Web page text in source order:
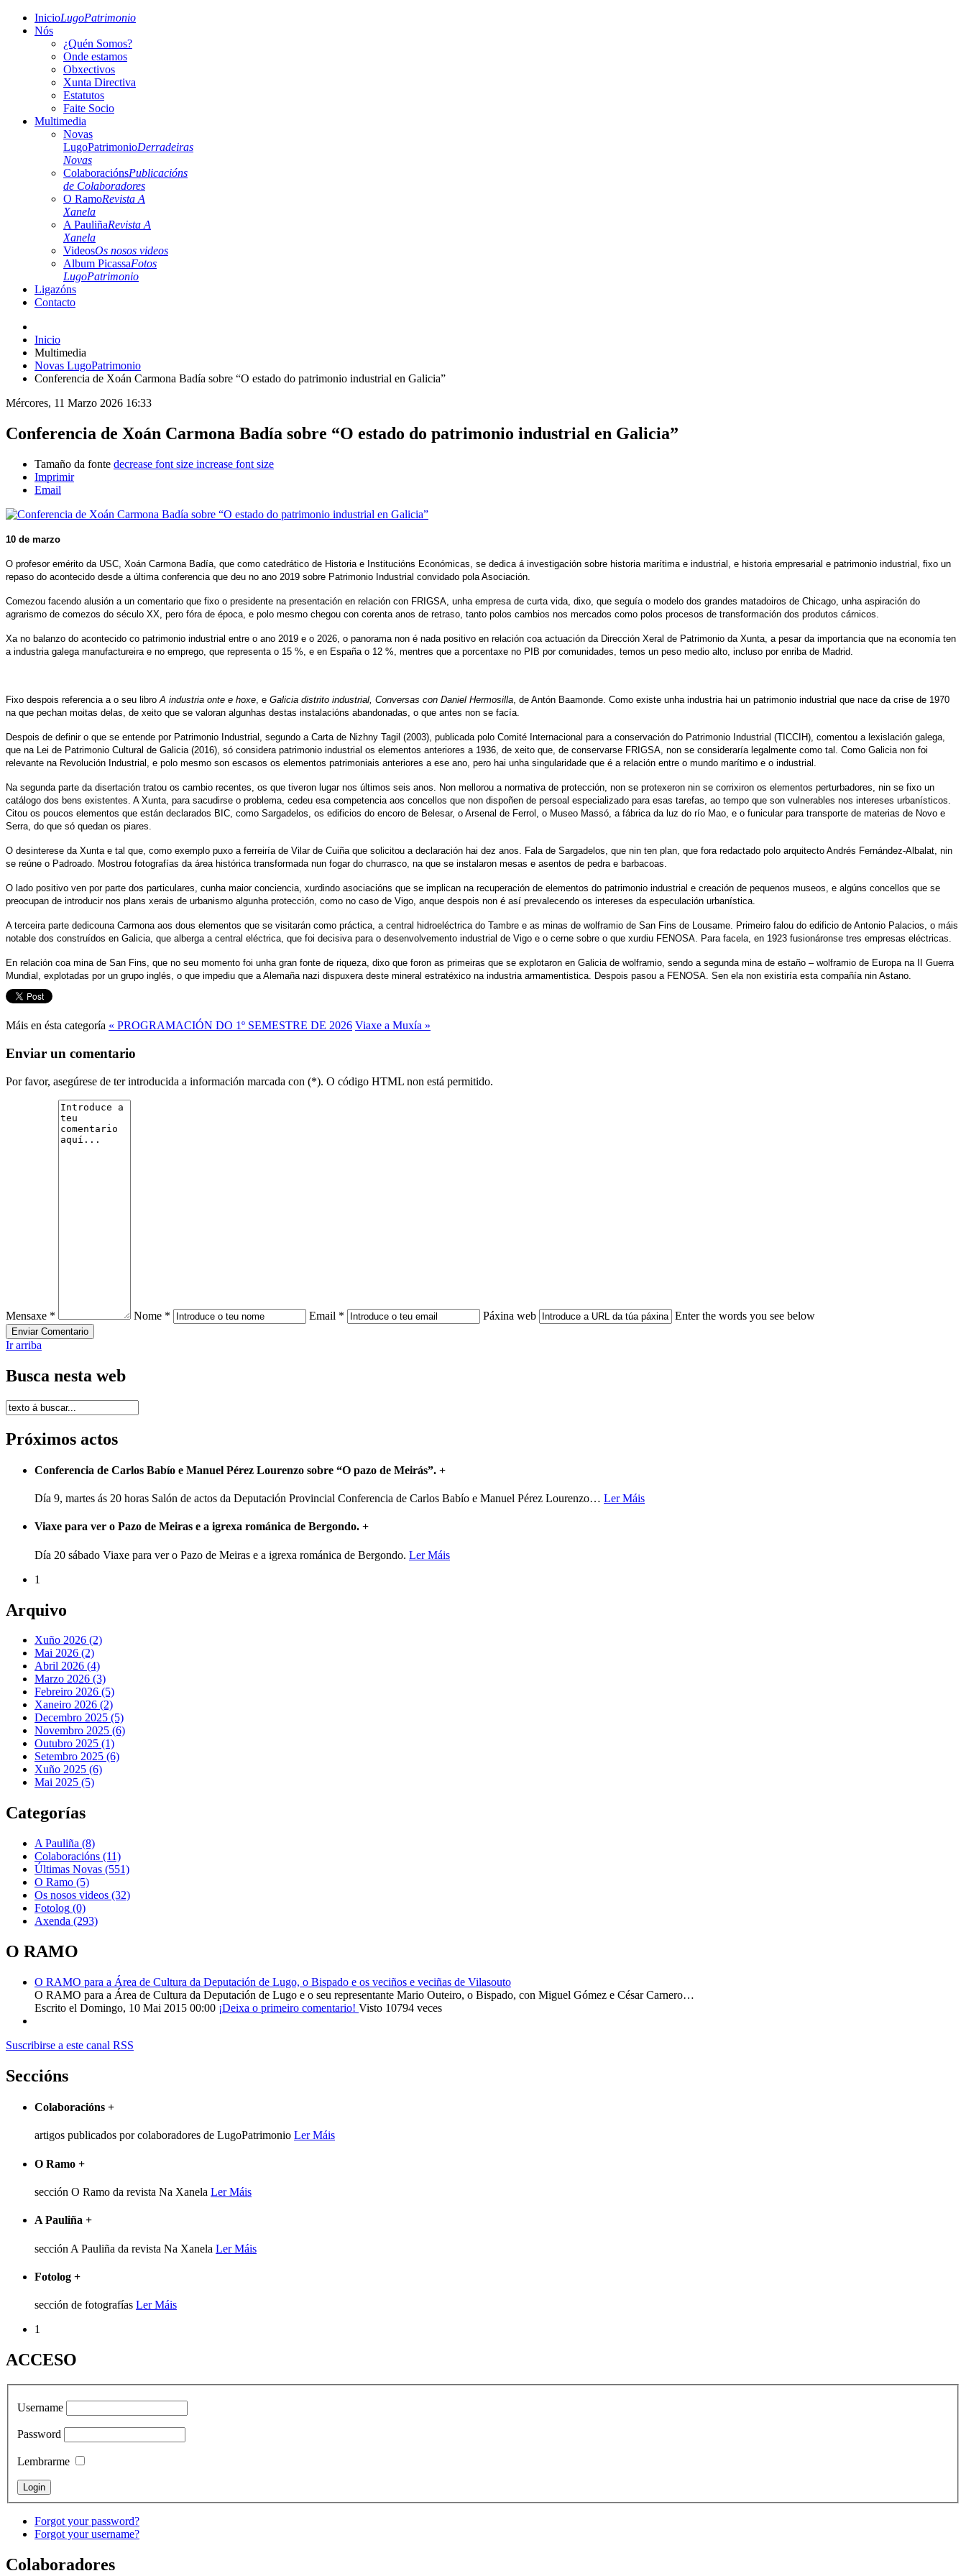
InicioLugoPatrimonio
Nós
¿Quén Somos?
Onde estamos
Obxectivos
Xunta Directiva
Estatutos
Faite Socio
Multimedia
Novas
LugoPatrimonioDerradeiras
Novas
ColaboraciónsPublicacións
de Colaboradores
O RamoRevista A
Xanela
A PauliñaRevista A
Xanela
VideosOs nosos videos
Album PicassaFotos
LugoPatrimonio
Ligazóns
Contacto
Inicio
Multimedia
Novas LugoPatrimonio
Conferencia de Xoán Carmona Badía sobre “O estado do patrimonio industrial en Galicia”
Mércores, 11 Marzo 2026 16:33
Conferencia de Xoán Carmona Badía sobre “O estado do patrimonio industrial en Galicia”
Tamaño da fonte decrease font size increase font size
Imprimir
Email
10 de marzo
O profesor emérito da USC, Xoán Carmona Badía, que como catedrático de Historia e Institucións Económicas, se dedica á investigación sobre historia marítima e industrial, e historia empresarial e patrimonio industrial, fixo un
repaso do acontecido desde a última conferencia que deu no ano 2019 sobre Patrimonio Industrial convidado pola Asociación.
Comezou facendo alusión a un comentario que fixo o presidente na presentación en relación con FRIGSA, unha empresa de curta vida, dixo, que seguía o modelo dos grandes matadoiros de Chicago, unha aspiración do
agrarismo de comezos do século XX, pero fóra de época, e polo mesmo chegou con corenta anos de retraso, tanto polos cambios nos mercados como polos procesos de transformación dos produtos cárnicos.
Xa no balanzo do acontecido co patrimonio industrial entre o ano 2019 e o 2026, o panorama non é nada positivo en relación coa actuación da Dirección Xeral de Patrimonio da Xunta, a pesar da importancia que na economía ten
a industria galega manufactureira e no emprego, que representa o 15 %, e en España o 12 %, mentres que a porcentaxe no PIB por comunidades, temos un peso medio alto, incluso por enriba de Madrid.
Fixo despois referencia a o seu libro A industria onte e hoxe , e Galicia distrito industrial, Conversas con Daniel Hermosilla , de Antón Baamonde. Como existe unha industria hai un patrimonio industrial que nace da crise de 1970
na que pechan moitas delas, de xeito que se valoran algunhas destas instalacións abandonadas, o que antes non se facía.
Despois de definir o que se entende por Patrimonio Industrial, segundo a Carta de Nizhny Tagil (2003), publicada polo Comité Internacional para a conservación do Patrimonio Industrial (TICCIH), comentou a lexislación galega,
que na Lei de Patrimonio Cultural de Galicia (2016), só considera patrimonio industrial os elementos anteriores a 1936, de xeito que, de conservarse FRIGSA, non se consideraría legalmente como tal. Como Galicia non foi
relevante na Revolución Industrial, e polo mesmo son escasos os elementos patrimoniais anteriores a ese ano, pero hai unha singularidade que é a relación entre o mundo marítimo e o industrial.
Na segunda parte da disertación tratou os cambio recentes, os que tiveron lugar nos últimos seis anos. Non mellorou a normativa de protección, non se protexeron nin se corrixiron os elementos perturbadores, nin se fixo un
catálogo dos bens existentes. A Xunta, para sacudirse o problema, cedeu esa competencia aos concellos que non dispoñen de persoal especializado para esas tarefas, ao tempo que son vulnerables nos intereses urbanísticos.
Citou os poucos elementos que están declarados BIC, como Sargadelos, os edificios do encoro de Belesar, o Arsenal de Ferrol, o Museo Massó, a fábrica da luz do río Mao, e o funicular para transporte de materias de Novo e
Serra, do que só quedan os piares.
O desinterese da Xunta e tal que, como exemplo puxo a ferreiría de Vilar de Cuiña que solicitou a declaración hai dez anos. Fala de Sargadelos, que nin ten plan, que fora redactado polo arquitecto Andrés Fernández-Albalat, nin
se reúne o Padroado. Mostrou fotografías da área histórica transformada nun fogar do churrasco, na que se instalaron mesas e asentos de pedra e barbacoas.
O lado positivo ven por parte dos particulares, cunha maior conciencia, xurdindo asociacións que se implican na recuperación de elementos do patrimonio industrial e creación de pequenos museos, e algúns concellos que se
preocupan de introducir nos plans xerais de urbanismo algunha protección, como no caso de Vigo, anque despois non é así prevalecendo os intereses da especulación urbanística.
A terceira parte dedicouna Carmona aos dous elementos que se visitarán como práctica, a central hidroeléctrica do Tambre e as minas de wolframio de San Fins de Lousame. Primeiro falou do edificio de Antonio Palacios, o máis
notable dos construídos en Galicia, que alberga a central eléctrica, que foi decisiva para o desenvolvemento industrial de Vigo e o cerne sobre o que xurdiu FENOSA. Para facela, en 1923 fusionáronse tres empresas eléctricas.
En relación coa mina de San Fins, que no seu momento foi unha gran fonte de riqueza, dixo que foron as primeiras que se explotaron en Galicia de wolframio, sendo a segunda mina de estaño – wolframio de Europa na II Guerra
Mundial, explotadas por un grupo inglés, o que impediu que a Alemaña nazi dispuxera deste mineral estratéxico na industria armamentistica. Despois pasou a FENOSA. Sen ela non existiría esta compañía nin Astano.
Máis en ésta categoría « PROGRAMACIÓN DO 1º SEMESTRE DE 2026 Viaxe a Muxía »
Enviar un comentario
Por favor, asegúrese de ter introducida a información marcada con (*). O código HTML non está permitido.
Mensaxe * Nome * Email * Páxina web Enter the words you see below
Ir arriba
Busca nesta web
Próximos actos
Conferencia de Carlos Babío e Manuel Pérez Lourenzo sobre “O pazo de Meirás”. +
Día 9, martes ás 20 horas Salón de actos da Deputación Provincial Conferencia de Carlos Babío e Manuel Pérez Lourenzo… Ler Máis
Viaxe para ver o Pazo de Meiras e a igrexa románica de Bergondo. +
Día 20 sábado Viaxe para ver o Pazo de Meiras e a igrexa románica de Bergondo. Ler Máis
1
Arquivo
Xuño 2026 (2)
Mai 2026 (2)
Abril 2026 (4)
Marzo 2026 (3)
Febreiro 2026 (5)
Xaneiro 2026 (2)
Decembro 2025 (5)
Novembro 2025 (6)
Outubro 2025 (1)
Setembro 2025 (6)
Xuño 2025 (6)
Mai 2025 (5)
Categorías
A Pauliña (8)
Colaboracións (11)
Últimas Novas (551)
O Ramo (5)
Os nosos videos (32)
Fotolog (0)
Axenda (293)
O RAMO
O RAMO para a Área de Cultura da Deputación de Lugo, o Bispado e os veciños e veciñas de Vilasouto
O RAMO para a Área de Cultura da Deputación de Lugo e o seu representante Mario Outeiro, o Bispado, con Miguel Gómez e César Carnero…
Escrito el Domingo, 10 Mai 2015 00:00 ¡Deixa o primeiro comentario! Visto 10794 veces
Suscribirse a este canal RSS
Seccións
Colaboracións +
artigos publicados por colaboradores de LugoPatrimonio Ler Máis
O Ramo +
sección O Ramo da revista Na Xanela Ler Máis
A Pauliña +
sección A Pauliña da revista Na Xanela Ler Máis
Fotolog +
sección de fotografías Ler Máis
1
ACCESO
Username
Password
Lembrarme
Forgot your password?
Forgot your username?
Colaboradores